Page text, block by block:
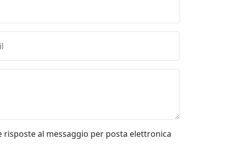
risposte al messaggio per posta elettronica